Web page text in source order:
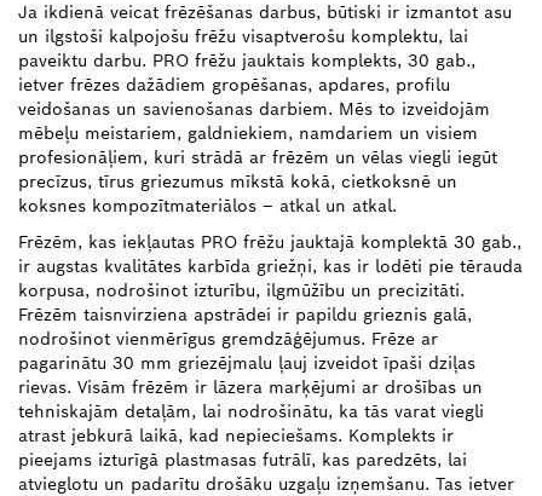
Ja ikdienā veicat frēzēšanas darbus, būtiski ir izmantot asu
un ilgstoši kalpojošu frēžu visaptverošu komplektu, lai
paveiktu darbu. PRO frēžu jauktais komplekts, 30 gab.,
ietver frēzes dažādiem gropēšanas, apdares, profilu
veidošanas un savienošanas darbiem. Mēs to izveidojām
mēbeļu meistariem, galdniekiem, namdariem un visiem
profesionāļiem, kuri strādā ar frēzēm un vēlas viegli iegūt
precīzus, tīrus griezumus mīkstā kokā, cietkoksnē un
koksnes kompozītmateriālos – atkal un atkal.
Frēzēm, kas iekļautas PRO frēžu jauktajā komplektā 30 gab.,
ir augstas kvalitātes karbīda griežņi, kas ir lodēti pie tērauda
korpusa, nodrošinot izturību, ilgmūžību un precizitāti.
Frēzēm taisnvirziena apstrādei ir papildu grieznis galā,
nodrošinot vienmērīgus gremdzāģējumus. Frēze ar
pagarinātu 30 mm griezējmalu ļauj izveidot īpaši dziļas
rievas. Visām frēzēm ir lāzera marķējumi ar drošības un
tehniskajām detaļām, lai nodrošinātu, ka tās varat viegli
atrast jebkurā laikā, kad nepieciešams. Komplekts ir
pieejams izturīgā plastmasas futrālī, kas paredzēts, lai
atvieglotu un padarītu drošāku uzgaļu izņemšanu. Tas ietver